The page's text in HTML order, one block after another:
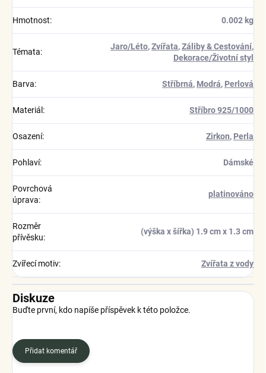
Hmotnost: 0.002 kg
Témata:
Jaro/Léto,Zvířata,Záliby & Cestování,
Dekorace/Životní styl
Barva: Stříbrná, Modrá, Perlová
Materiál : Stříbro 925/1000
Osazení: Zirkon, Perla
Pohlaví: Dámské
Povrchová
úprava:
platinováno
Rozměr
přívěsku:
(výška x šířka) 1.9 cm x 1.3 cm
Zvířecí motiv: Zvířata z vody
Diskuze
Buďte první, kdo napíše příspěvek k této položce.
Přidat komentář